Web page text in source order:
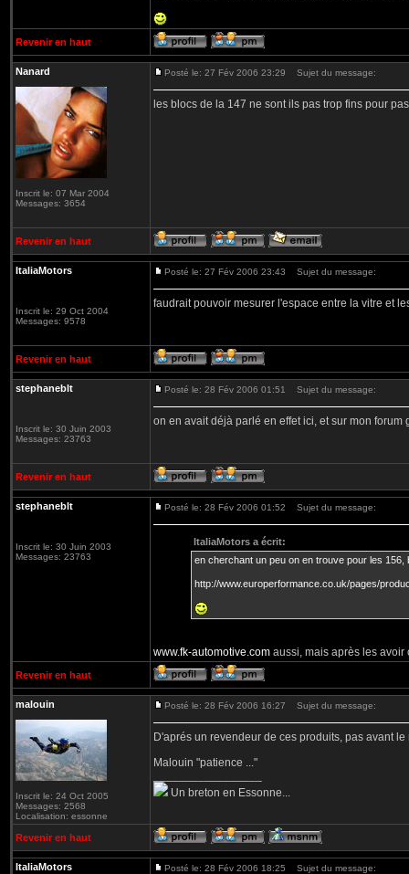
Revenir en haut
Nanard
Inscrit le: 07 Mar 2004
Messages: 3654
Posté le: 27 Fév 2006 23:29 Sujet du message:
les blocs de la 147 ne sont ils pas trop fins pour
Revenir en haut
ItaliaMotors
Inscrit le: 29 Oct 2004
Messages: 9578
Posté le: 27 Fév 2006 23:43 Sujet du message:
faudrait pouvoir mesurer l'espace entre la vitre et
Revenir en haut
stephaneblt
Inscrit le: 30 Juin 2003
Messages: 23763
Posté le: 28 Fév 2006 01:51 Sujet du message:
on en avait déjà parlé en effet ici, et sur mon forum
Revenir en haut
stephaneblt
Inscrit le: 30 Juin 2003
Messages: 23763
Posté le: 28 Fév 2006 01:52 Sujet du message:
ItaliaMotors a écrit:
en cherchant un peu on en trouve pour les 156,
http://www.europerformance.co.uk/pages/
www.fk-automotive.com aussi, mais après les avoir
Revenir en haut
malouin
Inscrit le: 24 Oct 2005
Messages: 2568
Localisation: essonne
Posté le: 28 Fév 2006 16:27 Sujet du message:
D'aprés un revendeur de ces produits, pas avant
Malouin "patience ..."
Un breton en Essonne...
Revenir en haut
ItaliaMotors Posté le: 28 Fév 2006 18:25 Sujet du message: